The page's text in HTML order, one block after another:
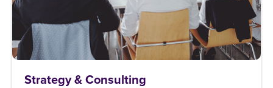
Strategy & Consulting